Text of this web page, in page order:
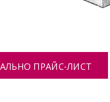
ПРАЙС-ЛИСТ